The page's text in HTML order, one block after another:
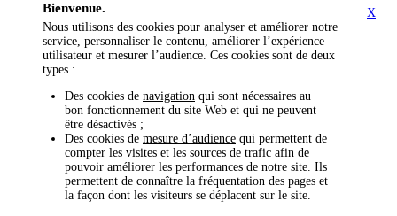
X
Bienvenue.
Nous utilisons des cookies pour analyser et améliorer notre
service, personnaliser le contenu, améliorer l’expérience
utilisateur et mesurer l’audience. Ces cookies sont de deux
types :
Des cookies de navigation qui sont nécessaires au
bon fonctionnement du site Web et qui ne peuvent
être désactivés ;
Des cookies de mesure d’audience qui permettent de
compter les visites et les sources de trafic afin de
pouvoir améliorer les performances de notre site. Ils
permettent de connaître la fréquentation des pages et
la façon dont les visiteurs se déplacent sur le site.